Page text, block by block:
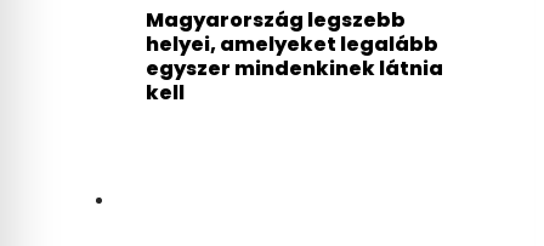
Magyarország legszebb
helyei, amelyeket legalább
egyszer mindenkinek látnia
kell